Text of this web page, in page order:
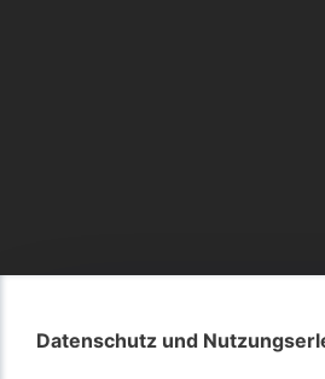
Datenschutz und
Datenschutz und